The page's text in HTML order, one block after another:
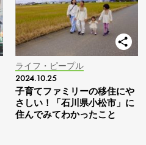
ライフ・ピープル
2024.10.25
子育てファミリーの移住にや
さしい！「石川県小松市」に
住んでみてわかったこと